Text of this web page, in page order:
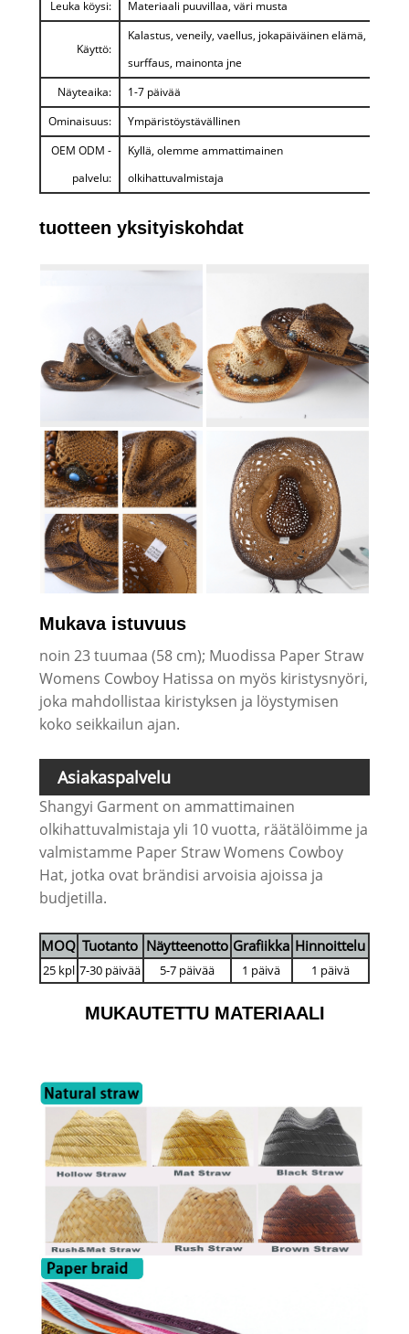
Leuka köysi: Materiaali puuvillaa, väri musta
Käyttö:
Kalastus, veneily, vaellus, jokapäiväinen elämä,
surffaus, mainonta jne
Näyteaika:
1-7 päivää
Ominaisuus:
Ympäristöystävällinen
OEM ODM -
palvelu:
Kyllä, olemme ammattimainen
olkihattuvalmistaja
tuotteen yksityiskohdat
Mukava istuvuus
noin 23 tuumaa (58 cm); Muodissa Paper Straw
Womens Cowboy Hatissa on myös kiristysnyöri,
joka mahdollistaa kiristyksen ja löystymisen
koko seikkailun ajan.
Asiakaspalvelu
Shangyi Garment on ammattimainen
olkihattuvalmistaja yli 10 vuotta, räätälöimme ja
valmistamme Paper Straw Womens Cowboy
Hat, jotka ovat brändisi arvoisia ajoissa ja
budjetilla.
MOQ Tuotanto Näytteenotto Grafiikka Hinnoittelu
25 kpl 7-30 päivää 5-7 päivää 1 päivä 1 päivä
MUKAUTETTU MATERIAALI